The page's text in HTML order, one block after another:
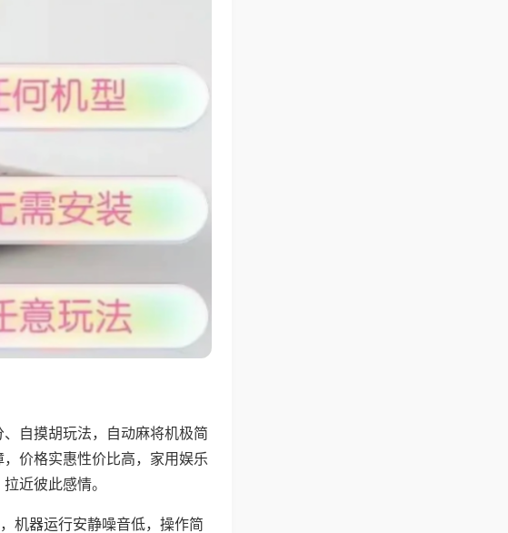
自摸胡玩法，自动麻将机极简
价格实惠性价比高，家用娱乐
近彼此感情。
机器运行安静噪音低，操作简